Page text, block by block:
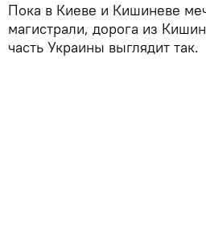
Пока в Киеве и Кишиневе
магистрали, дорога из
часть Украины выглядит так.